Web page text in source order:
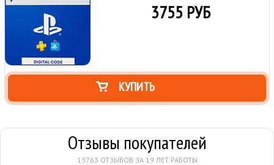
3755 РУБ
КУПИТЬ
Отзывы покупателей
13763 ОТЗЫВОВ ЗА 19 ЛЕТ РАБОТЫ